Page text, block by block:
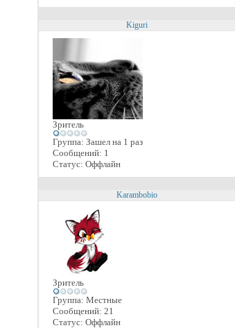
Kiguri
Зритель
Группа: Зашел на 1 раз
Сообщений: 1
Статус: Оффлайн
Karambobio
Зритель
Группа: Местные
Сообщений: 21
Статус: Оффлайн